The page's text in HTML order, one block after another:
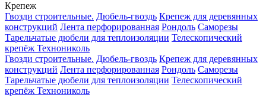
Крепеж
Гвозди строительные. Дюбель-гвоздь Крепеж для деревянных
конструкций Лента перфорированная Рондоль Саморезы
Тарельчатые дюбели для теплоизоляции Телескопический
крепёж Технониколь
Гвозди строительные. Дюбель-гвоздь Крепеж для деревянных
конструкций Лента перфорированная Рондоль Саморезы
Тарельчатые дюбели для теплоизоляции Телескопический
крепёж Технониколь